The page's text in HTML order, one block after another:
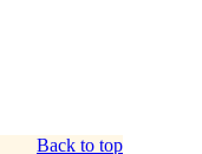
Back to top